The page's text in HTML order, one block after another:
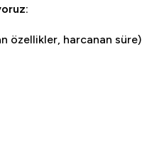
özellikler, harcanan süre)